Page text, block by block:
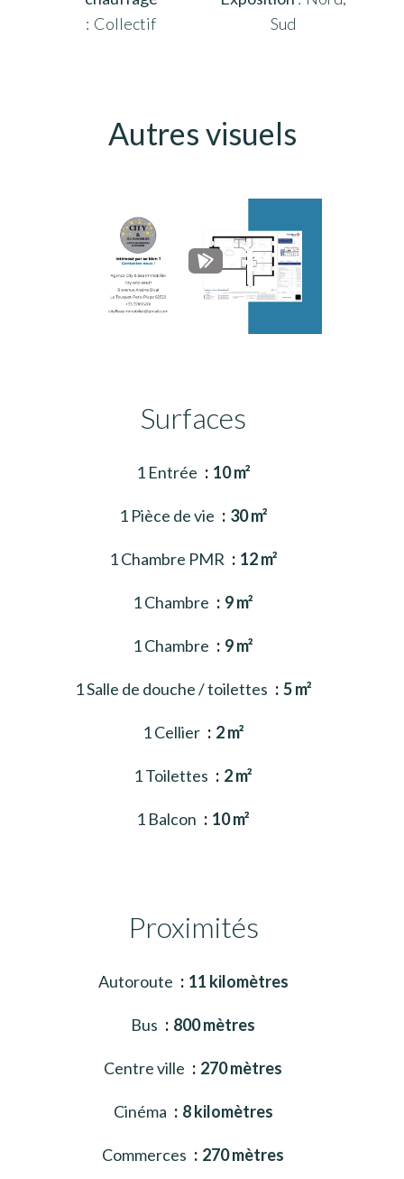
Collectif
Sud
Autres visuels
Surfaces
1 Entrée 10 m²
1 Pièce de vie 30 m²
1 Chambre PMR 12 m²
1 Chambre 9 m²
1 Chambre 9 m²
1 Salle de douche / toilettes 5 m²
1 Cellier 2 m²
1 Toilettes 2 m²
1 Balcon 10 m²
Proximités
Autoroute 11 kilomètres
Bus 800 mètres
Centre ville 270 mètres
Cinéma 8 kilomètres
Commerces 270 mètres